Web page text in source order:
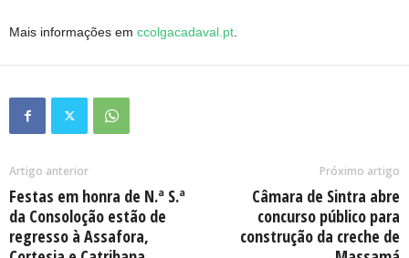
Mais informações em ccolgacadaval.pt
Artigo anterior
Festas em honra de N.ª S.ª
da Consoloção estão de
regresso à Assafora,
Próximo artigo
Câmara de Sintra abre
concurso público para
construção da creche de